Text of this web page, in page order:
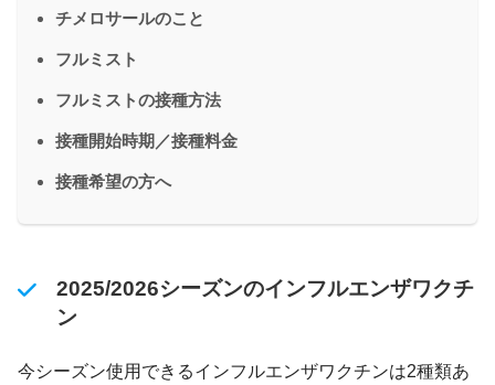
チメロサールのこと
フルミスト
フルミストの接種方法
接種開始時期／接種料金
接種希望の方へ
2025/2026シーズンのインフルエンザワクチ
ン
今シーズン使用できるインフルエンザワクチンは2種類あ